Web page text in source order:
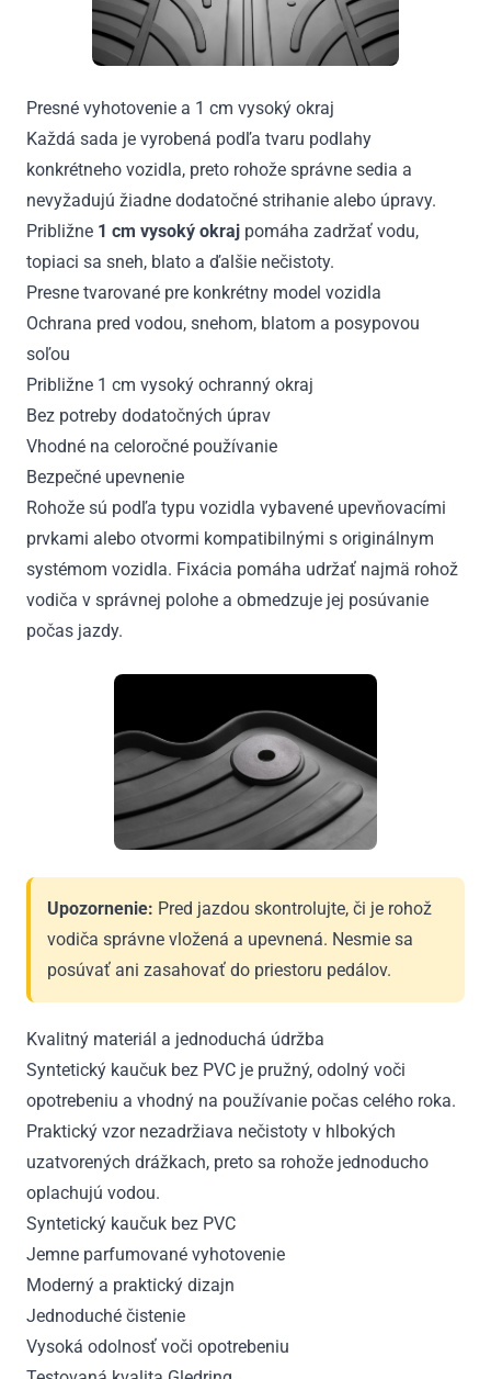
Presné vyhotovenie a 1 cm vysoký okraj
Každá sada je vyrobená podľa tvaru podlahy
konkrétneho vozidla, preto rohože správne sedia a
nevyžadujú žiadne dodatočné strihanie alebo úpravy.
Približne 1 cm vysoký okraj pomáha zadržať vodu,
topiaci sa sneh, blato a ďalšie nečistoty.
Presne tvarované pre konkrétny model vozidla
Ochrana pred vodou, snehom, blatom a posypovou
soľou
Približne 1 cm vysoký ochranný okraj
Bez potreby dodatočných úprav
Vhodné na celoročné používanie
Bezpečné upevnenie
Rohože sú podľa typu vozidla vybavené upevňovacími
prvkami alebo otvormi kompatibilnými s originálnym
systémom vozidla. Fixácia pomáha udržať najmä rohož
vodiča v správnej polohe a obmedzuje jej posúvanie
počas jazdy.
Upozornenie: Pred jazdou skontrolujte, či je rohož
vodiča správne vložená a upevnená. Nesmie sa
posúvať ani zasahovať do priestoru pedálov.
Kvalitný materiál a jednoduchá údržba
Syntetický kaučuk bez PVC je pružný, odolný voči
opotrebeniu a vhodný na používanie počas celého roka.
Praktický vzor nezadržiava nečistoty v hlbokých
uzatvorených drážkach, preto sa rohože jednoducho
oplachujú vodou.
Syntetický kaučuk bez PVC
Jemne parfumované vyhotovenie
Moderný a praktický dizajn
Jednoduché čistenie
Vysoká odolnosť voči opotrebeniu